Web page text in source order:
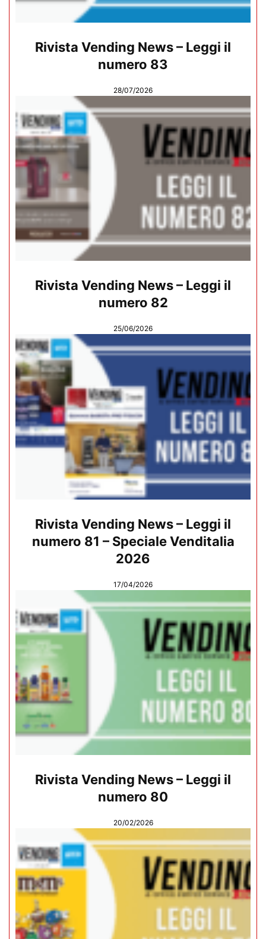
Rivista Vending News – Leggi il
numero 83
28/07/2026
Rivista Vending News – Leggi il
numero 82
25/06/2026
Rivista Vending News – Leggi il
numero 81 – Speciale Venditalia
2026
17/04/2026
Rivista Vending News – Leggi il
numero 80
20/02/2026